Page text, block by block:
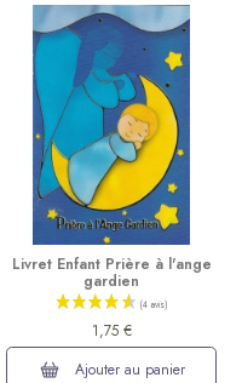
Livret Enfant Prière à l'ange
gardien
1,75 €
Ajouter au panier